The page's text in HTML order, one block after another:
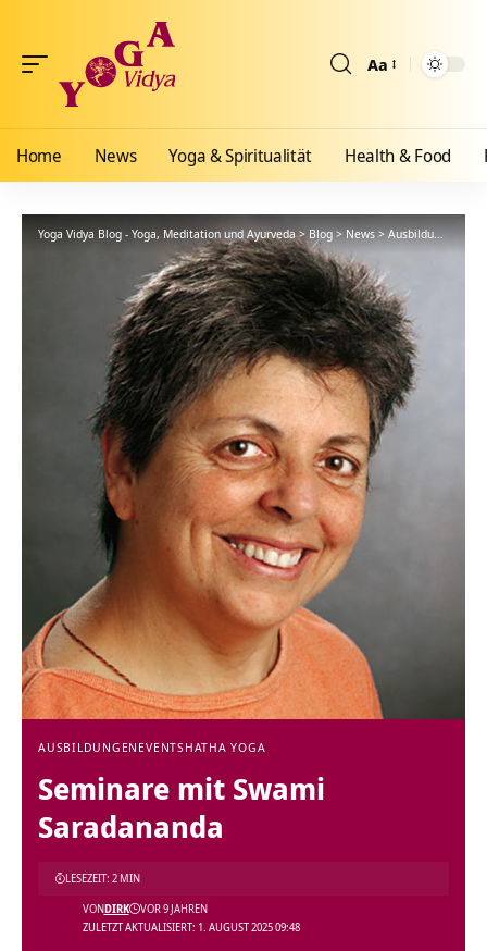
Aa
Home News Yoga & Spiritualität Health & Food
Yoga Vidya Blog - Yoga, Meditation und Ayurveda> Blog > News>Ausbildungen
AUSBILDUNGEN EVENTSHATHA YOGA
Seminare mit Swami
Saradananda
ZULETZT AKTUALISIERT: 1. AUGUST 2025 09:48
VONDIRK VOR 9 JAHREN
LESEZEIT: 2 MIN